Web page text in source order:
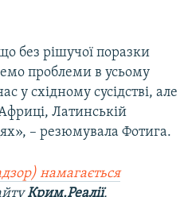
без рішучої поразки
проблеми в усьому
у східному сусідстві, але
Латинській
– резюмувала Фотига.
намагається
Крим.Реалії.